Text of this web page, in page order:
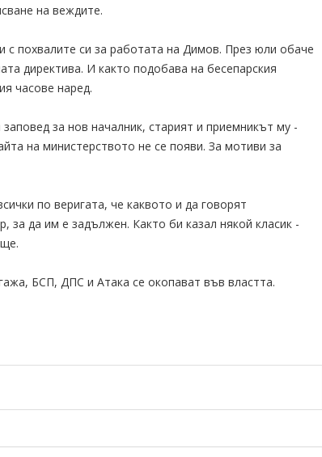
на веждите.
похвалите си за работата на Димов. През юли обаче
директива. И както подобава на бесепарския
часове наред.
за нов началник, старият и приемникът му -
на министерството не се появи. За мотиви за
по веригата, че каквото и да говорят
за да им е задължен. Както би казал някой класик -
БСП, ДПС и Атака се окопават във властта.